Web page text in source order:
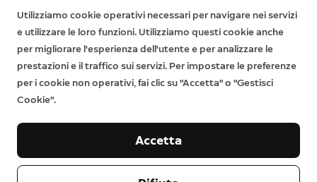
Utilizziamo cookie operativi necessari per navigare nei servizi
e utilizzare le loro funzioni. Utilizziamo questi cookie anche
per migliorare l'esperienza dell'utente e per analizzare le
prestazioni e il traffico sui servizi. Per impostare le preferenze
per i cookie non operativi, fai clic su "Accetta" o "Gestisci
Cookie".
Accetta